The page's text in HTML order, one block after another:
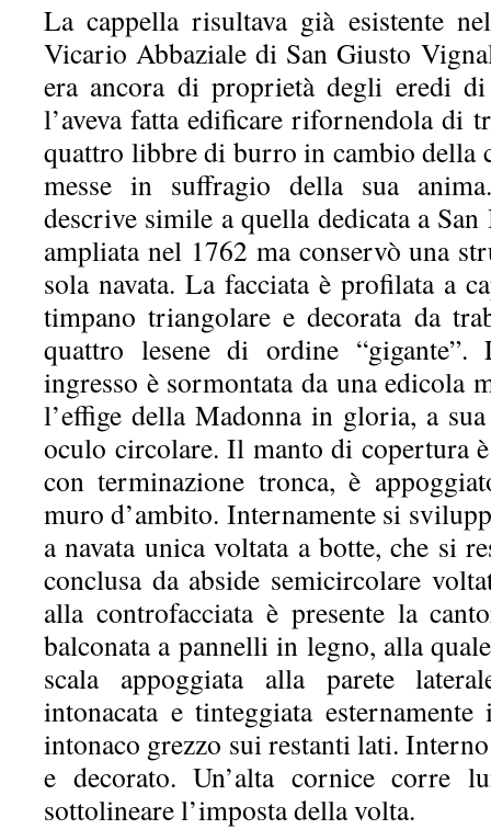
La cappella risultava già esistente
Vicario Abbaziale di San Giusto
era ancora di proprietà degli eredi di
l’aveva fatta edificare rifornendola di
quattro libbre di burro in cambio della
messe in suffragio della sua
descrive simile a quella dedicata a
ampliata nel 1762 ma conservò una
sola navata. La facciata è profilata a
timpano triangolare e decorata da
quattro lesene di ordine
ingresso è sormontata da una edicola
l’effige della Madonna in gloria, a
oculo circolare. Il manto di copertura
con terminazione tronca, è
muro d’ambito. Internamente si
a navata unica voltata a botte, che si
conclusa da abside semicircolare
alla controfacciata è presente la
balconata a pannelli in legno, alla
scala appoggiata alla parete
intonacata e tinteggiata
intonaco grezzo sui restanti lati.
e decorato. Un’alta cornice corre
sottolineare l’imposta della volta.